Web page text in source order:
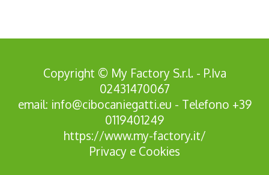
Copyright © My Factory S.r.l. - P.Iva
02431470067
email: info@cibocaniegatti.eu - Telefono +39
0119401249
https://www.my-factory.it/
Privacy e Cookies